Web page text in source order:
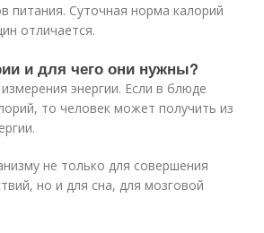
питания. Суточная норма калорий
отличается.
и для чего они нужны?
энергии. Если в блюде
то человек может получить из
не только для совершения
но и для сна, для мозговой